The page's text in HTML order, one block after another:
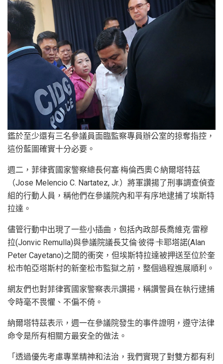
鑑於至少還有三名參議員面臨監察專員辦公室的掠奪指控，
這份藍圖確實十分必要。
週二，菲律賓國家警察總長何塞·梅倫西奧·C·納爾塔特茲
（Jose Melencio C. Nartatez, Jr.）將軍讚揚了刑事調查偵查
組的行動人員，稱他們在參議院內和平有序地逮捕了埃斯特
拉達。
儘管行動中出現了一些小插曲，包括內政部長喬維克·雷穆
拉(Jonvic Remulla)與參議院議長艾倫·彼得·卡耶塔諾(Alan
Peter Cayetano)之間的衝突，但埃斯特拉達被押送至位於奎
松市帕亞塔斯村的新奎松市監獄之前，整個過程進展順利。
網友們也對菲律賓國家警察表示讚揚，稱讚警員在執行逮捕
令時毫不畏懼、不偏不倚。
納爾塔特茲表示，週一在參議院發生的事件證明，遵守法律
命令是所有相關方最安全的做法。
「透過優先考慮專業精神和法治，我們實現了對雙方都有利